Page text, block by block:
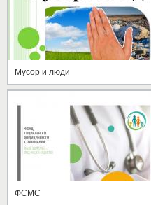
Мусор и люди
ФСМС